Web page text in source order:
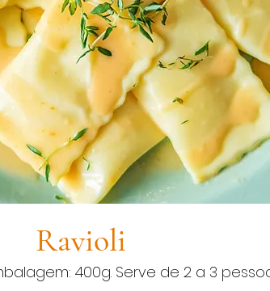
Ravioli
400g. Serve de 2 a 3